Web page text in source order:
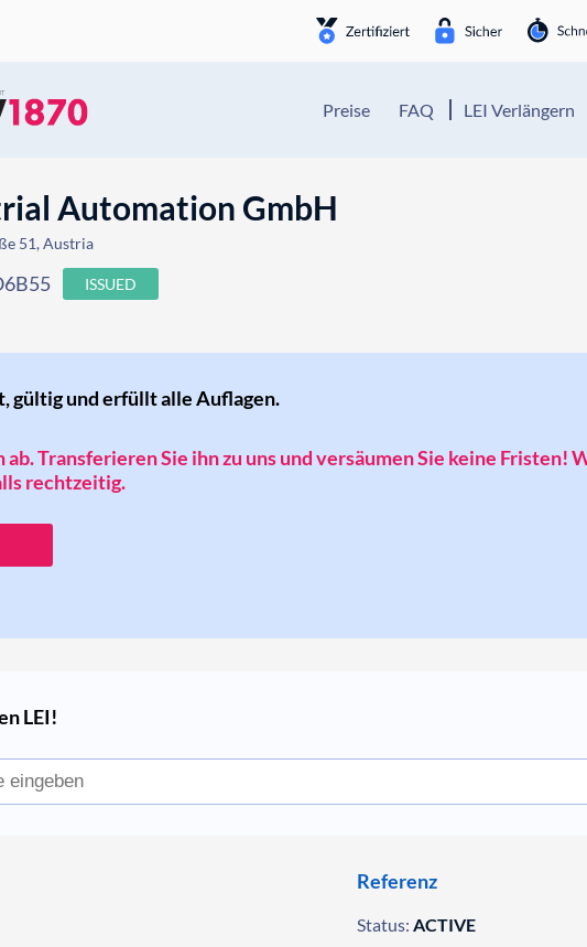
Preise FAQ LEI Verlängern
Automation GmbH
51, Austria
ISSUED
gültig und erfüllt alle Auflagen.
ab. Transferieren Sie ihn zu uns und versäumen Sie keine Fristen!
rechtzeitig.
LEI!
Referenz
Status: ACTIVE